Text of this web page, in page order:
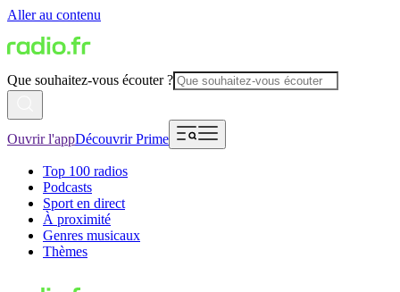
Aller au contenu
Que souhaitez-vous écouter ?
Ouvrir l'appDécouvrir Prime
Top 100 radios
Podcasts
Sport en direct
À proximité
Genres musicaux
Thèmes